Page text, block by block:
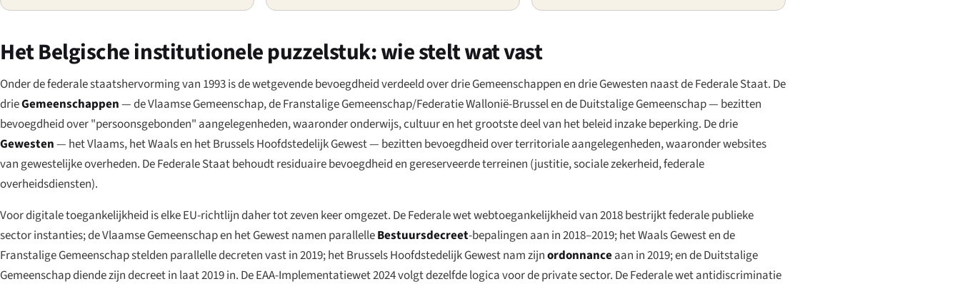
Het Belgische institutionele puzzelstuk: wie stelt wat vast
Onder de federale staatshervorming van 1993 is de wetgevende bevoegdheid verdeeld over drie Gemeenschappen en drie Gewesten naast de Federale Staat. De
drieGemeenschappen— de Vlaamse Gemeenschap, de Franstalige Gemeenschap/Federatie Wallonië-Brussel en de Duitstalige Gemeenschap — bezitten
bevoegdheid over "persoonsgebonden" aangelegenheden, waaronder onderwijs, cultuur en het grootste deel van het beleid inzake beperking. De drie
Gewesten— het Vlaams, het Waals en het Brussels Hoofdstedelijk Gewest — bezitten bevoegdheid over territoriale aangelegenheden, waaronder websites
van gewestelijke overheden. De Federale Staat behoudt residuaire bevoegdheid en gereserveerde terreinen (justitie, sociale zekerheid, federale
overheidsdiensten).
Voor digitale toegankelijkheid is elke EU-richtlijn daher tot zeven keer omgezet. De Federale wet webtoegankelijkheid van 2018 bestrijkt federale publieke
sector instanties; de Vlaamse Gemeenschap en het Gewest namen parallelleBestuursdecreet-bepalingen aan in 2018–2019; het Waals Gewest en de
Franstalige Gemeenschap stelden parallelle decreten vast in 2019; het Brussels Hoofdstedelijk Gewest nam zijnordonnanceaan in 2019; en de Duitstalige
Gemeenschap diende zijn decreet in laat 2019 in. De EAA-Implementatiewet 2024 volgt dezelfde logica voor de private sector. De Federale wet antidiscriminatie